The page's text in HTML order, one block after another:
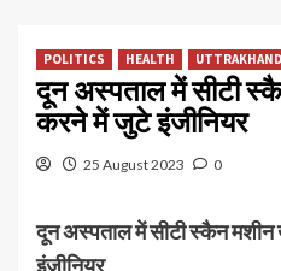
POLITICS HEALTH UTTRAKHAND
दून अस्पताल में सीटी
करने में जुटे इंजीनियर
25 August 2023 0
दून अस्पताल में सीटी स्कैन
इंजीनियर